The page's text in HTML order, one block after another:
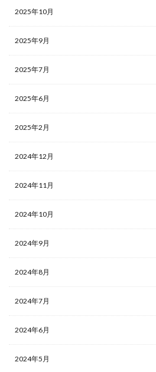
2025年10月
2025年9月
2025年7月
2025年6月
2025年2月
2024年12月
2024年11月
2024年10月
2024年9月
2024年8月
2024年7月
2024年6月
2024年5月